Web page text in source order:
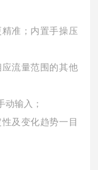
准；内置手操压
流量范围的其他
动输入；
及变化趋势一目